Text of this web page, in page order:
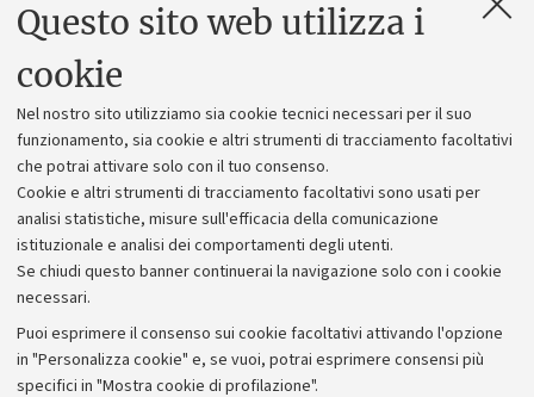
Questo sito web utilizza i
cookie
Nel nostro sito utilizziamo sia cookie tecnici necessari per il suo
funzionamento, sia cookie e altri strumenti di tracciamento facoltativi
che potrai attivare solo con il tuo consenso.
Cookie e altri strumenti di tracciamento facoltativi sono usati per
analisi statistiche, misure sull'efficacia della comunicazione
istituzionale e analisi dei comportamenti degli utenti.
Se chiudi questo banner continuerai la navigazione solo con i cookie
necessari.
Puoi esprimere il consenso sui cookie facoltativi attivando l'opzione
in "Personalizza cookie" e, se vuoi, potrai esprimere consensi più
specifici in "Mostra cookie di profilazione".
Contatti e PEC
Alumni community
Piano strategico
Bilanci
Donazioni e 5x1000
Bandi, gare e concorsi
Albo online